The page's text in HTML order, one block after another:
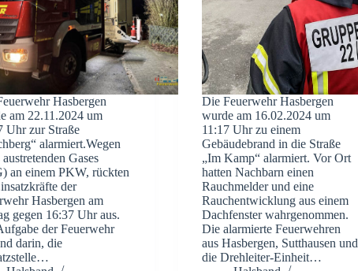
Hasbergen
am 22.11.2024 um
Uhr zur Straße
alarmiert.Wegen
austretenden Gases
an einem PKW, rückten
der
Hasbergen am
gegen 16:37 Uhr aus.
der Feuerwehr
darin, die
Die Feuerwehr Hasbergen
wurde am 16.02.2024 um
11:17 Uhr zu einem
Gebäudebrand in die Straße
„Im Kamp“ alarmiert. Vor Ort
hatten Nachbarn einen
Rauchmelder und eine
Rauchentwicklung aus einem
Dachfenster wahrgenommen.
Die alarmierte Feuerwehren
aus Hasbergen, Sutthausen und
die Drehleiter-Einheit…